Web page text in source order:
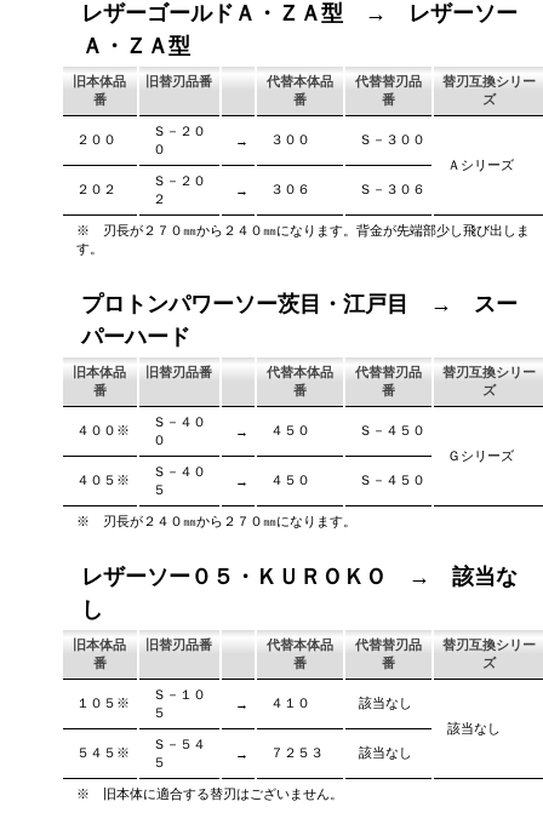
レザーゴールドＡ・ＺＡ型 → レザーソー
Ａ・ＺＡ型
旧本体品
番
旧替刃品番
代替本体品
番
代替替刃品
番
替刃互換シリー
ズ
２００
Ｓ－２０
０
→ ３００
Ｓ－３００
Ａシリーズ
２０２
Ｓ－２０
２
→ ３０６ Ｓ－３０６
※ 刃長が２７０㎜から２４０㎜になります。背金が先端部少し飛び出しま
す。
プロトンパワーソー茨目・江戸目 → スー
パーハード
旧本体品
番
旧替刃品番
代替本体品
番
代替替刃品
番
替刃互換シリー
ズ
４００※
Ｓ－４０
０
→ ４５０
Ｓ－４５０
Ｇシリーズ
４０５※
Ｓ－４０
５
→ ４５０ Ｓ－４５０
※ 刃長が２４０㎜から２７０㎜になります。
レザーソー０５・ＫＵＲＯＫＯ → 該当な
し
旧本体品
番
旧替刃品番
代替本体品
番
代替替刃品
番
替刃互換シリー
ズ
１０５※
Ｓ－１０
５
→ ４１０
該当なし
該当なし
５４５※
Ｓ－５４
５
→ ７２５３ 該当なし
※ 旧本体に適合する替刃はございません。